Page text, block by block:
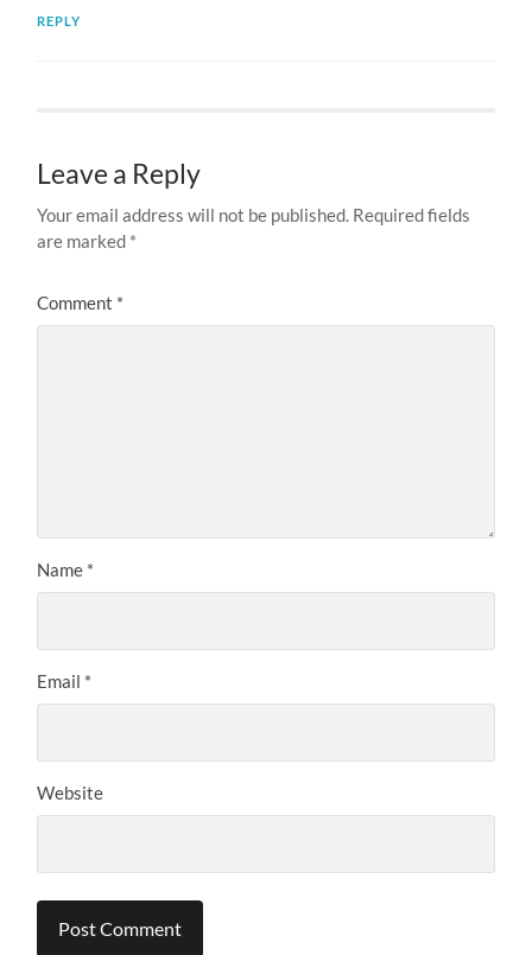
REPLY
Leave a Reply
Your email address will not be published. Required fields
are marked *
Comment *
Name *
Email *
Website